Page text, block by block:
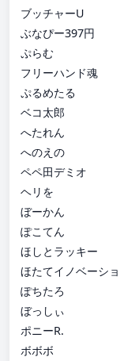
ブッチャーU
ぶなぴー397円
ぷらむ
フリーハンド魂
ぷるめたる
ベコ太郎
へたれん
へのえの
ペペ田デミオ
ヘリを
ぼーかん
ぽこてん
ほしとラッキー
ほたてイノベーシ
ぽちたろ
ぼっしぃ
ポニーR.
ボボボ